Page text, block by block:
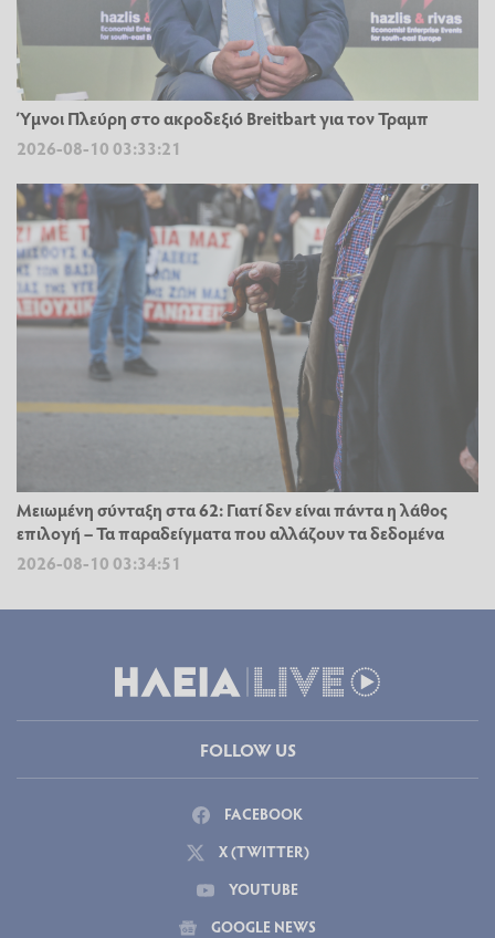
Ύμνοι Πλεύρη στο ακροδεξιό Breitbart για τον Τραμπ
2026-08-10 03:33:21
Μειωμένη σύνταξη στα 62: Γιατί δεν είναι πάντα η λάθος
επιλογή – Τα παραδείγματα που αλλάζουν τα δεδομένα
2026-08-10 03:34:51
FOLLOW US
FACEBOOK
X (TWITTER)
YOUTUBE
GOOGLE NEWS